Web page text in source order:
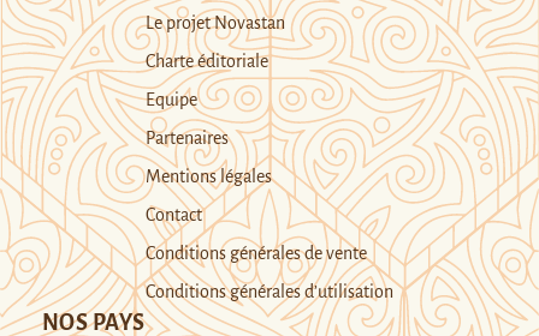
Le projet Novastan
Charte éditoriale
Equipe
Partenaires
Mentions légales
Contact
Conditions générales de vente
Conditions générales d’utilisation
NOS PAYS